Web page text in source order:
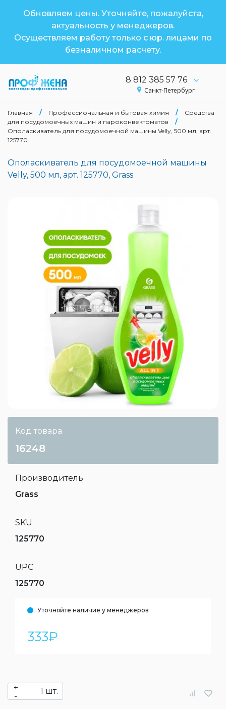
Обновляем цены. Уточняйте, пожалуйста,
актуальность у менеджеров.
Осуществляем работу только с юр. лицами по
безналичном расчету.
8 812 385 57 76
Санкт-Петербург
Главная / Профессиональная и бытовая химия /
Средства
для посудомоечных машин и пароконвектоматов
/
Ополаскиватель для посудомоечной машины Velly, 500 мл, арт.
125770
Ополаскиватель для посудомоечной машины
Velly, 500 мл, арт. 125770, Grass
Код товара
16248
Производитель
Grass
SKU
125770
UPC
125770
Уточняйте наличие у менеджеров
333₽
+
-
шт.